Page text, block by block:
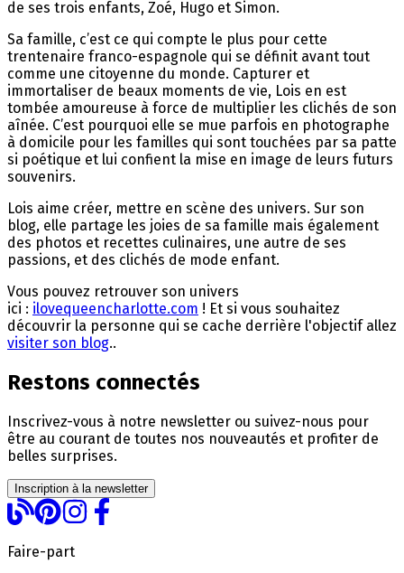
de ses trois enfants, Zoé, Hugo et Simon.
Sa famille, c’est ce qui compte le plus pour cette
trentenaire franco-espagnole qui se définit avant tout
comme une citoyenne du monde. Capturer et
immortaliser de beaux moments de vie, Lois en est
tombée amoureuse à force de multiplier les clichés de son
aînée. C’est pourquoi elle se mue parfois en photographe
à domicile pour les familles qui sont touchées par sa patte
si poétique et lui confient la mise en image de leurs futurs
souvenirs.
Lois aime créer, mettre en scène des univers. Sur son
blog, elle partage les joies de sa famille mais également
des photos et recettes culinaires, une autre de ses
passions, et des clichés de mode enfant.
Vous pouvez retrouver son univers
ici : ilovequeencharlotte.com ! Et si vous souhaitez
découvrir la personne qui se cache derrière l'objectif allez
visiter son blog..
Restons connectés
Inscrivez-vous à notre newsletter ou suivez-nous pour
être au courant de toutes nos nouveautés et profiter de
belles surprises.
Inscription à la newsletter
Faire-part